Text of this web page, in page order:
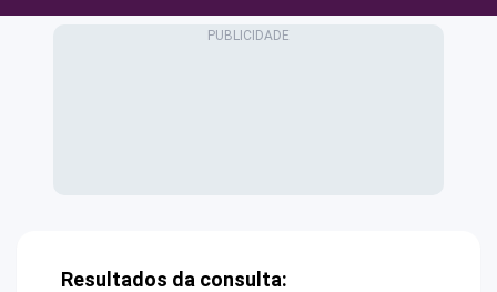
Resultados da consulta: